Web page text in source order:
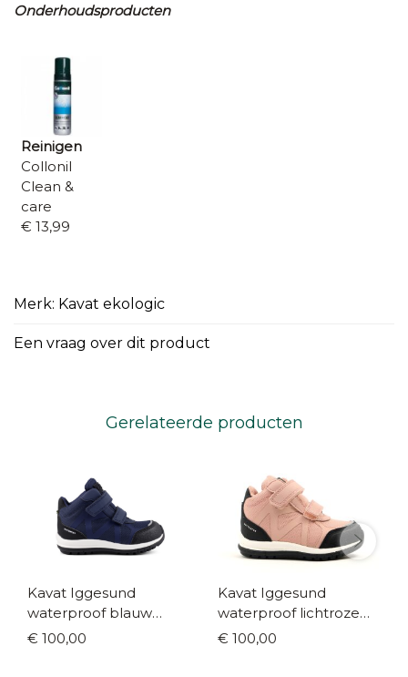
Onderhoudsproducten
Reinigen
Collonil
Clean &
care
€ 13,99
Merk: Kavat ekologic
Een vraag over dit product
Gerelateerde producten
Kavat Iggesund
waterproof blauw
(maat 22-35)
€ 100,00
Kavat Iggesund
waterproof lichtroze
(maat 22-35)
€ 100,00